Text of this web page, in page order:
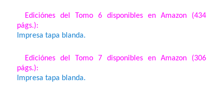
Ediciónes del Tomo 6 disponibles en Amazon (434
págs.):
Impresa tapa blanda.
Ediciónes del Tomo 7 disponibles en Amazon (306
págs.):
Impresa tapa blanda.